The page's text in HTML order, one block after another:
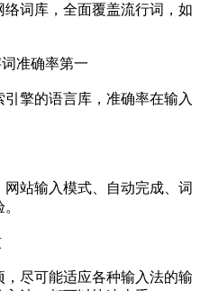
词库，全面覆盖流行词，如
准确率第一
擎的语言库，准确率在输入
站输入模式、自动完成、词
尽可能适应各种输入法的输